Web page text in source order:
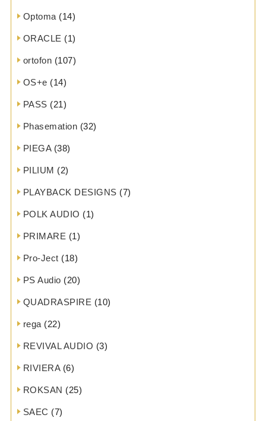
Optoma (14)
ORACLE (1)
ortofon (107)
OS+e (14)
PASS (21)
Phasemation (32)
PIEGA(38)
PILIUM (2)
PLAYBACK DESIGNS (7)
POLK AUDIO (1)
PRIMARE (1)
Pro-Ject (18)
PS Audio (20)
QUADRASPIRE (10)
rega (22)
REVIVAL AUDIO (3)
RIVIERA(6)
ROKSAN (25)
SAEC (7)